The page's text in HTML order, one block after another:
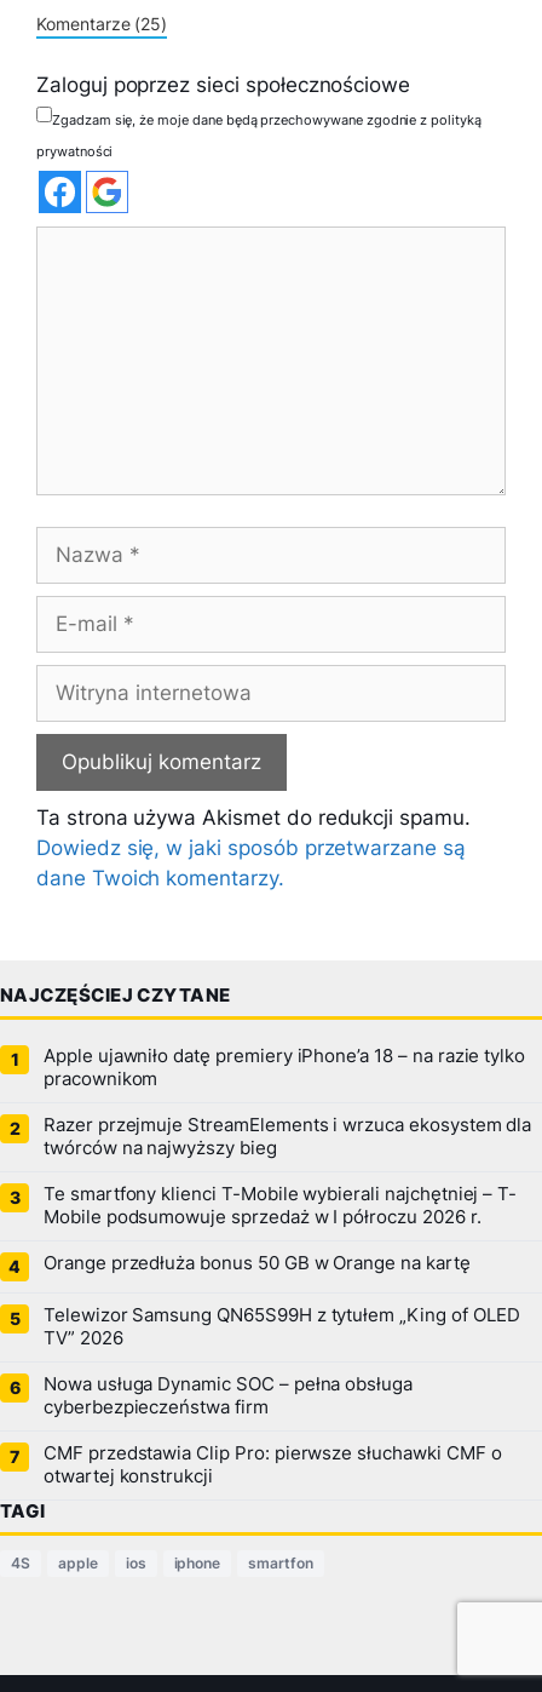
Komentarze (25)
Zaloguj poprzez sieci społecznościowe
Zgadzam się, że moje dane będą przechowywane zgodnie z polityką
prywatności
mail
internetowa
Ta strona używa Akismet do redukcji spamu.
Dowiedz się, w jaki sposób przetwarzane są
dane Twoich komentarzy.
NAJCZĘŚCIEJ CZYTANE
Apple ujawniło datę premiery iPhone’a 18 – na razie tylko
pracownikom
Razer przejmuje StreamElements i wrzuca ekosystem dla
twórców na najwyższy bieg
Te smartfony klienci T-Mobile wybierali najchętniej – T-
Mobile podsumowuje sprzedaż w I półroczu 2026 r.
Orange przedłuża bonus 50 GB w Orange na kartę
Telewizor Samsung QN65S99H z tytułem „King of OLED
TV” 2026
Nowa usługa Dynamic SOC – pełna obsługa
cyberbezpieczeństwa firm
CMF przedstawia Clip Pro: pierwsze słuchawki CMF o
otwartej konstrukcji
TAGI
4S apple ios iphone smartfon